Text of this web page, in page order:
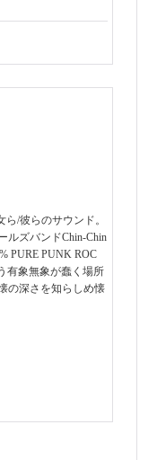
ら/彼らのサウンド。
ルズバンドChin-Chin
PURE PUNK ROC
有象無象が蠢く場所
の深さを知らしめ懐